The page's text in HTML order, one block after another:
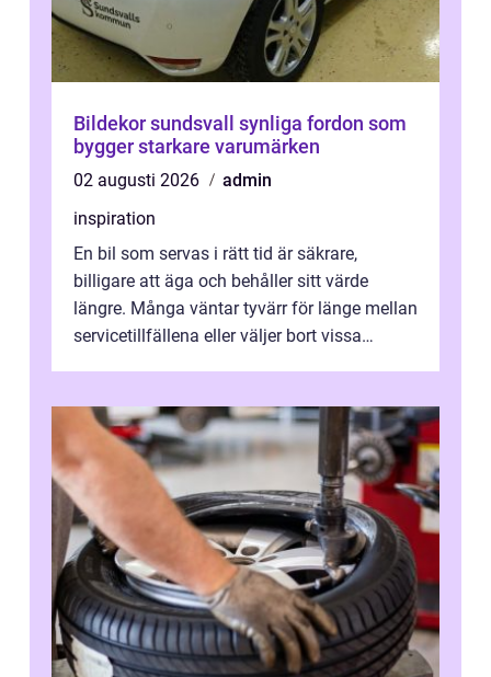
Bildekor sundsvall synliga fordon som
bygger starkare varumärken
02 augusti 2026
admin
inspiration
En bil som servas i rätt tid är säkrare,
billigare att äga och behåller sitt värde
längre. Många väntar tyvärr för länge mellan
servicetillfällena eller väljer bort vissa